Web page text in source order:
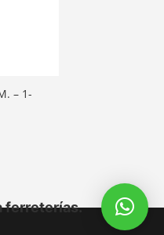
– 1-
ferreterías.